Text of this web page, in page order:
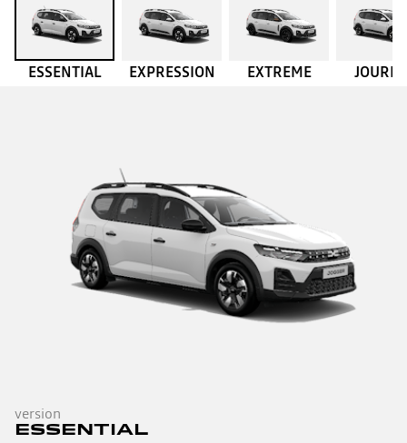
ESSENTIAL EXPRESSION EXTREME
version
ESSENTIAL